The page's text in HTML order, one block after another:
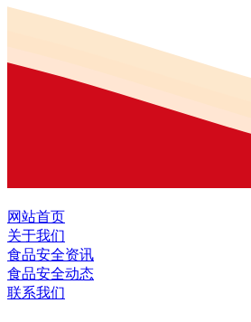
网站首页
关于我们
食品安全资讯
食品安全动态
联系我们